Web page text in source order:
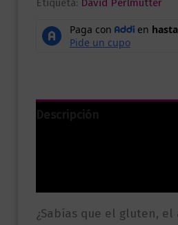
Etiqueta: David Perlmutter
Descripción
¿Sabías que el gluten, el